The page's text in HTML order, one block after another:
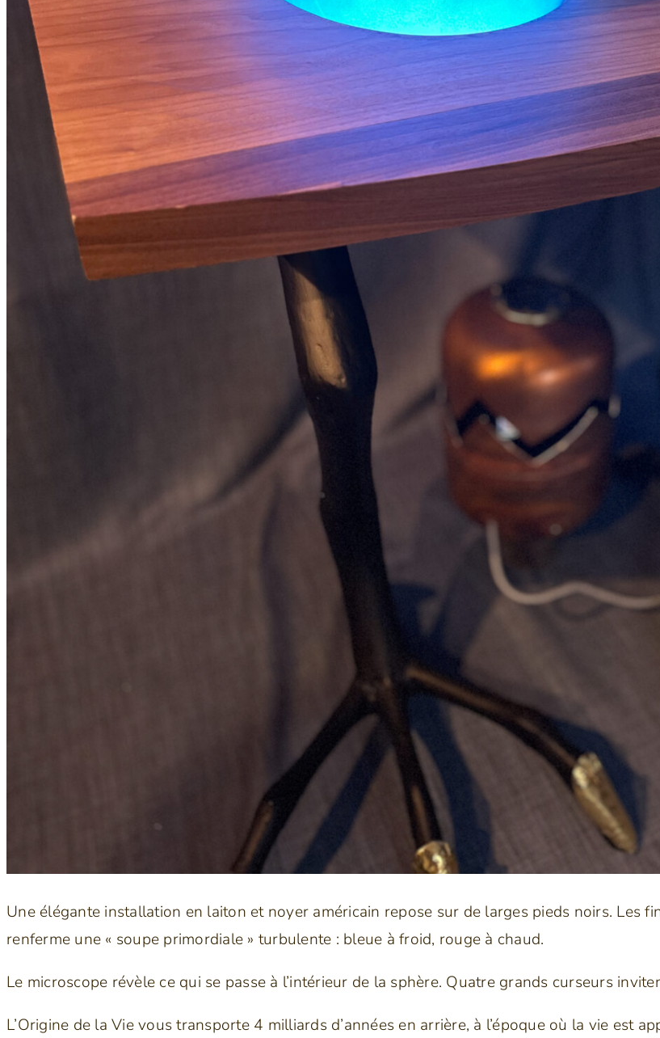
Une élégante installation en laiton et noyer américain repose sur de larges pieds noirs. Les
renferme une « soupe primordiale » turbulente : bleue à froid, rouge à chaud.
Le microscope révèle ce qui se passe à l’intérieur de la sphère. Quatre grands curseurs
L’Origine de la Vie vous transporte 4 milliards d’années en arrière, à l’époque où la vie est